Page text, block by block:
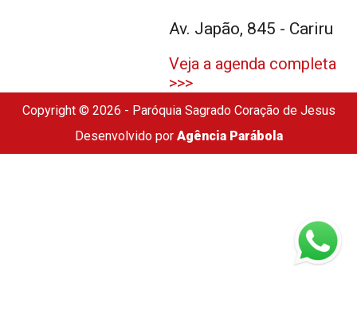
Av. Japão, 845 - Cariru
Veja a agenda completa
>>>
Copyright © 2026 - Paróquia Sagrado Coração de Jesus
Desenvolvido por Agência Parábola